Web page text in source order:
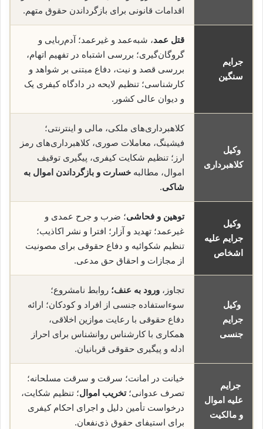
اقدامات قانونی برای بازگرداندن حقوق متهم.
جرایم
سنگین
قتل عمد، شبه‌عمد و غیرعمد؛ آدم‌ربایی و
گروگان‌گیری؛ بررسی اشتباه در تفهیم اتهام،
بررسی قصد و نیت، دفاع مبتنی بر شواهد و
کارشناسی؛ تنظیم لایحه در دادگاه کیفری یک
و دیوان عالی کشور.
وکیل
کلاهبرداری
کلاهبرداری‌های ملکی، مالی و اینترنتی؛
فیشینگ، معاملات صوری، کلاهبرداری‌های رمز
ارز؛ تنظیم شکایت کیفری، پیگیری توقیف
اموال، مطالبه خسارت و بازگرداندن اموال به
شاکی.
وکیل
جرایم علیه
اشخاص
توهین و فحاشی؛ ضرب و جرح عمدی و
غیرعمد؛ تهدید و آزار؛ افترا و نشر اکاذیب؛
تنظیم شکوائیه و دفاع حقوقی برای مصونیت
از مجازات و احقاق حق مدعی.
وکیل
جرایم
جنسی
تجاوز، ورود به عنف؛ روابط نامشروع؛
سوءاستفاده جنسی از افراد و کودکان؛ ارائه
دفاع حقوقی با رعایت موازین اخلاقی،
همکاری با کارشناس روانشناس برای احراز
ادله و پیگیری حقوقی قربانیان.
جرایم
علیه اموال
و مالکیت
خیانت در امانت؛ سرقت و سرقت مسلحانه؛
تصرف عدوانی؛تخریب اموال؛ تنظیم شکایت،
درخواست تأمین دلیل و اجرای احکام کیفری
برای استیفای حقوق ذی‌نفعان.